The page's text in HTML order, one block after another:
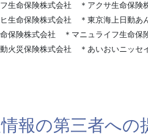
フ生命保険株式会社 ＊アクサ生命保
ヒ生命保険株式会社 ＊東京海上日動
命保険株式会社 ＊マニュライフ生命
動火災保険株式会社 ＊あいおいニッ
報の第三者への